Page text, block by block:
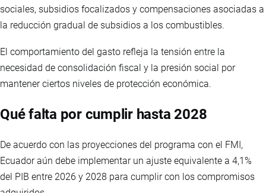
sociales, subsidios focalizados y compensaciones asociadas a
la reducción gradual de subsidios a los combustibles.
El comportamiento del gasto refleja la tensión entre la
necesidad de consolidación fiscal y la presión social por
mantener ciertos niveles de protección económica.
Qué falta por cumplir hasta 2028
De acuerdo con las proyecciones del programa con el FMI,
Ecuador aún debe implementar un ajuste equivalente a 4,1%
del PIB entre 2026 y 2028 para cumplir con los compromisos